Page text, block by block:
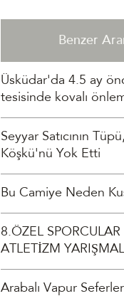
Benzer
Üsküdar'da 4.5 ay
tesisinde kovalı
Seyyar Satıcının
Köşkü'nü Yok Etti
Bu Camiye Neden
8.ÖZEL
ATLETİZM
Arabalı Vapur